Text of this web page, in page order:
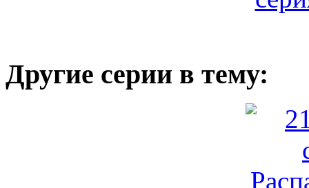
Другие серии в тему: